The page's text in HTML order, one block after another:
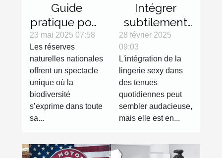
Guide
pratique pour
explorer les
réserves
naturelles
nationales
23 mai 2025 07:58
Les réserves
naturelles nationales
offrent un spectacle
unique où la
biodiversité
s’exprime dans toute
sa...
Intégrer
subtilement
la lingerie
sexy dans
des tenues
de tous les
jours
28 février 2025
09:03
L'intégration de la
lingerie sexy dans
des tenues
quotidiennes peut
sembler audacieuse,
mais elle est en...